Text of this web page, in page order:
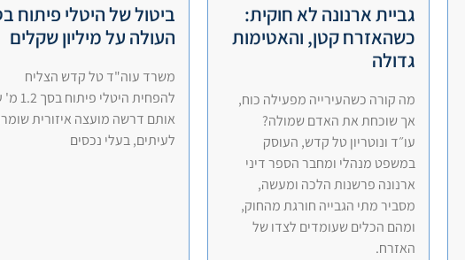
גביית ארנונה לא חוקית:
כשהאזרח קטן, והאטימות
גדולה
מה קורה כשהעירייה מפעילה כוח,
אך שוכחת את האדם שמולה?
עו״ד ונוטריון טל קדש, העוסק
במשפט מנהלי ומחבר הספר דיני
ארנונה פרשנות הלכה ומעשה,
מסביר מתי הגבייה חורגת מהחוק,
ומהם הכלים שעומדים לצדו של
האזרח.
ביטול של היטלי פיתוח
העולה על מיליון שקלים
משרד עוה"ד טל קדש הצליח
להפחית היטלי
אותם דרשה מועצה איזורית
לעיתים, בעלי נכסים